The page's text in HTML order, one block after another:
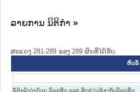
ລາຍການ ນິຕິກໍາ »
ສະແດງ 281-289 ຂອງ 289 ຜົນທີ່ໄດ້ຮັບ.
ຫົວຂໍ້
ຂໍ້ຕົກລົງວ່າດ້ວຍ ລິຂະສິດ ແລະ ສິດກ່ຽວຂ້ອງກັບລິຂະສິດ